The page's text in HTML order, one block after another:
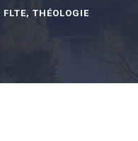
FLTE, THÉOLOGIE